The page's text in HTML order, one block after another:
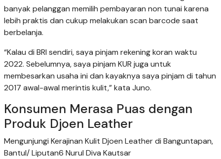
banyak pelanggan memilih pembayaran non tunai karena
lebih praktis dan cukup melakukan scan barcode saat
berbelanja.
“Kalau di BRI sendiri, saya pinjam rekening koran waktu
2022. Sebelumnya, saya pinjam KUR juga untuk
membesarkan usaha ini dan kayaknya saya pinjam di tahun
2017 awal-awal merintis kulit,” kata Juno.
Konsumen Merasa Puas dengan
Produk Djoen Leather
Mengunjungi Kerajinan Kulit Djoen Leather di Banguntapan,
Bantul/ Liputan6 Nurul Diva Kautsar